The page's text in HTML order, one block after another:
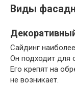
Виды
Сайдинг
Он подходит для
Его крепят на
не возникает.